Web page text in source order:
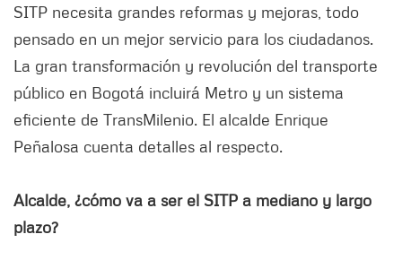
SITP necesita grandes reformas y mejoras, todo
pensado en un mejor servicio para los ciudadanos.
La gran transformación y revolución del transporte
público en Bogotá incluirá Metro y un sistema
eficiente de TransMilenio. El alcalde Enrique
Peñalosa cuenta detalles al respecto.
Alcalde, ¿cómo va a ser el SITP a mediano y largo
plazo?